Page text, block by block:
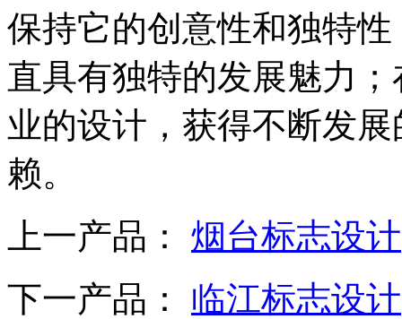
保持它的创意性和独特
直具有独特的发展魅力
业的设计，获得不断发
赖。
上一产品： 烟台标志设计
下一产品： 临江标志设计